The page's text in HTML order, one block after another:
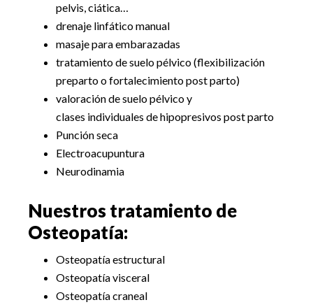
pelvis, ciática…
drenaje linfático manual
masaje para embarazadas
tratamiento de suelo pélvico (flexibilización
preparto o fortalecimiento post parto)
valoración de suelo pélvico y
clases individuales de hipopresivos post parto
Punción seca
Electroacupuntura
Neurodinamia
Nuestros tratamiento de
Osteopatía:
Osteopatía estructural
Osteopatía visceral
Osteopatía craneal